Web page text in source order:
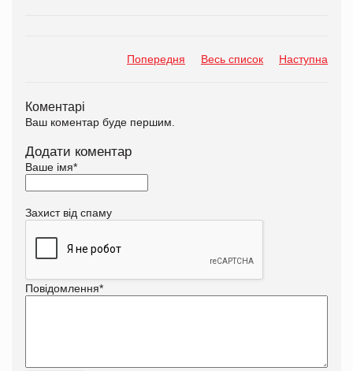
Попередня Весь список Наступна
Коментарі
Ваш коментар буде першим.
Додати коментар
Ваше імя*
Захист від спаму
Повідомлення*